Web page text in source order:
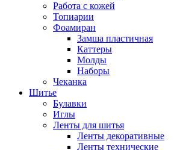
Работа с кожей
Топиарии
Фоамиран
Замша пластичная
Каттеры
Молды
Наборы
Чеканка
Шитье
Булавки
Иглы
Ленты для шитья
Ленты декоративные
Ленты технические